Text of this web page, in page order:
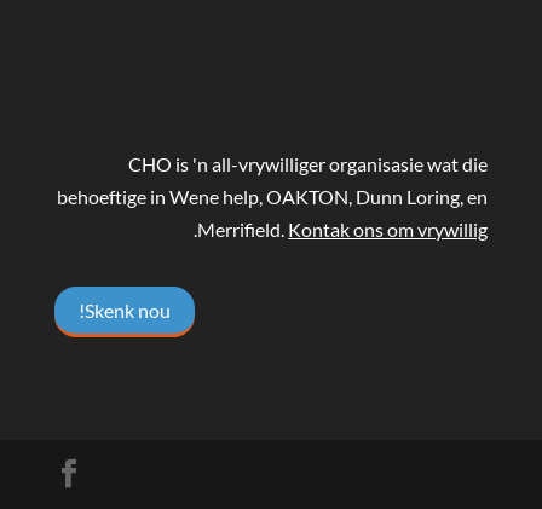
CHO is 'n all-vrywilliger organisasie wat die
behoeftige in Wene help, OAKTON, Dunn Loring, en
Merrifield. Kontak ons ​​om vrywillig
.
Skenk nou!